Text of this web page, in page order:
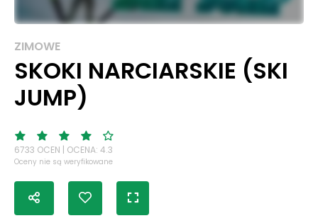
ZIMOWE
SKOKI NARCIARSKIE (SKI
JUMP)
6733 OCEN | OCENA: 4.3
Oceny nie są weryfikowane